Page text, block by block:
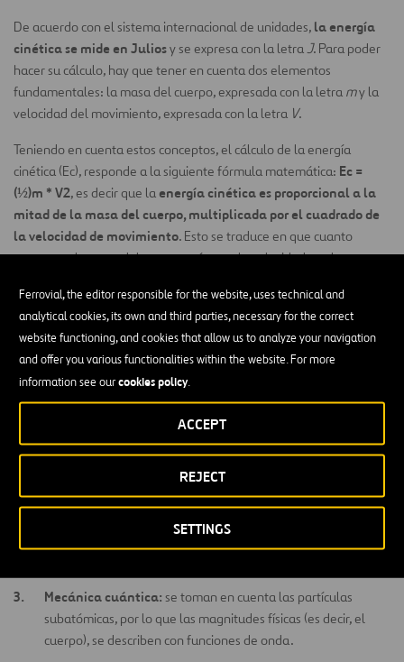
Ferrovial, the editor responsible for the website, uses technical and
analytical cookies, its own and third parties, necessary for the correct
website functioning, and cookies that allow us to analyze your navigation
and offer you various functionalities within the website. For more
information see ourcookies policy.
SETTINGS
REJECT
ACCEPT
De acuerdo con el sistema internacional de unidades, la energía
cinética se mide en Juliosy se expresa con la letraJ. Para poder
hacer su cálculo, hay que tener en cuenta dos elementos
fundamentales: la masa del cuerpo, expresada con la letra my la
velocidad del movimiento, expresada con la letra V.
Teniendo en cuenta estos conceptos, el cálculo de la energía
cinética (Ec), responde a la siguiente fórmula matemática: Ec =
(½)m * V2, es decir que la energía cinética es proporcional a la
mitad de la masa del cuerpo, multiplicada por el cuadrado de
la velocidad de movimiento. Esto se traduce en que cuanto
mayor sea la masa del cuerpo, así como la velocidad con la que se
Ahora bien,la energía cinética se puede medir de distintas
maneras según las características del cuerpo.Dependiendo de
su masa y velocidad, la energía cinética puede calcularse de
acuerdo con las reglas de:
cuando la energía cinética depende de la
velocidad de la luz.
Mecánica relativista:se calcula sabiendo que la velocidad
energía cinética depende de la relación que hay entre ambas
Mecánica cuántica: se toman en cuenta las partículas
subatómicas, por lo que las magnitudes físicas (es decir, el
cuerpo), se describen con funciones de onda.